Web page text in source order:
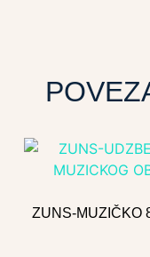
ZUNS-MUZIČKO